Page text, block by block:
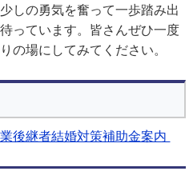
しの勇気を奮って一歩踏み出
っています。皆さんぜひ一度
の場にしてみてください。
業後継者結婚対策補助金案内